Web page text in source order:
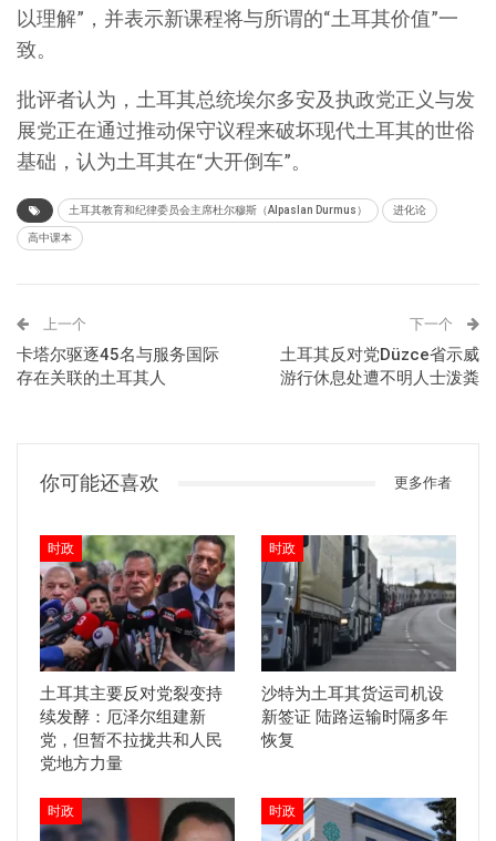
以理解”，并表示新课程将与所谓的“土耳其价值”一
致。
批评者认为，土耳其总统埃尔多安及执政党正义与发
展党正在通过推动保守议程来破坏现代土耳其的世俗
基础，认为土耳其在“大开倒车”。
土耳其教育和纪律委员会主席杜尔穆斯（Alpaslan Durmus） 进化论
高中课本
上一个
卡塔尔驱逐45名与服务国际
存在关联的土耳其人
下一个
土耳其反对党Düzce省示威
游行休息处遭不明人士泼粪
你可能还喜欢 更多作者
时政
土耳其主要反对党裂变持
续发酵：厄泽尔组建新
党，但暂不拉拢共和人民
党地方力量
时政
沙特为土耳其货运司机设
新签证 陆路运输时隔多年
恢复
时政 时政